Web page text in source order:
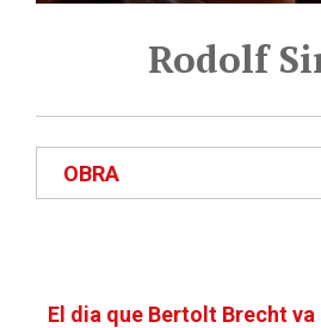
Rodolf
OBRA
El dia que Bertolt Brecht